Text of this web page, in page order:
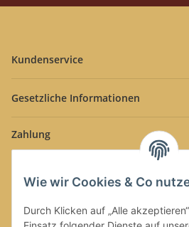
Wie wir Cookies & Co
Durch Klicken auf „Alle
Kundenservice
Gesetzliche Informationen
Zahlung